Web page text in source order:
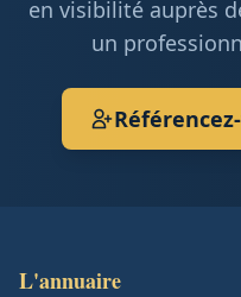
en visibilité auprès
un
L'annuaire